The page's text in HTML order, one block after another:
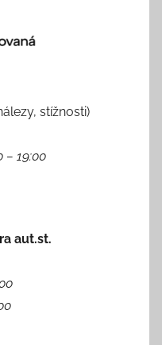
stížnosti)
– 19:00
aut.st.